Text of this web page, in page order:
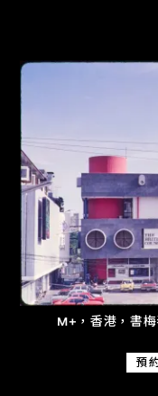
M+，香港，書
預
進一步篩選
關於M+藏品
文化藏品。